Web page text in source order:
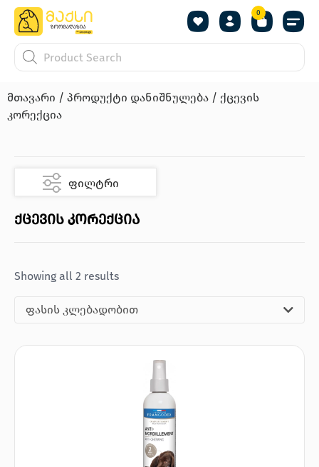
0
მთავარი / პროდუქტი დანიშნულება / ქცევის
კორექცია
ფილტრი
ქცევის კორექცია
Showing all 2 results
ფასის კლებადობით